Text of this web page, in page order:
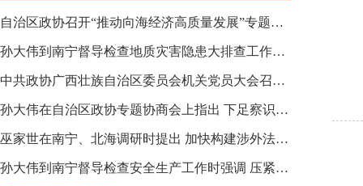
自治区政协召开“推动向海经济高质量发展”专题调研座谈会 钱学明出席并讲话
孙大伟到南宁督导检查地质灾害隐患大排查工作时强调 筑牢地质灾害安全防线 全力保障人民群众生命财产安全
中共政协广西壮族自治区委员会机关党员大会召开 选举产生新一届机关党委、机关纪委
孙大伟在自治区政协专题协商会上指出 下足察识谋督之功 恪尽服务大局之责 助推有色金属、关键金属产业高质量发展
巫家世在南宁、北海调研时提出 加快构建涉外法律供给集群 护航向海经济高质量发展
孙大伟到南宁督导检查安全生产工作时强调 压紧压实责任 狠抓隐患整治 坚决筑牢安全生产防线